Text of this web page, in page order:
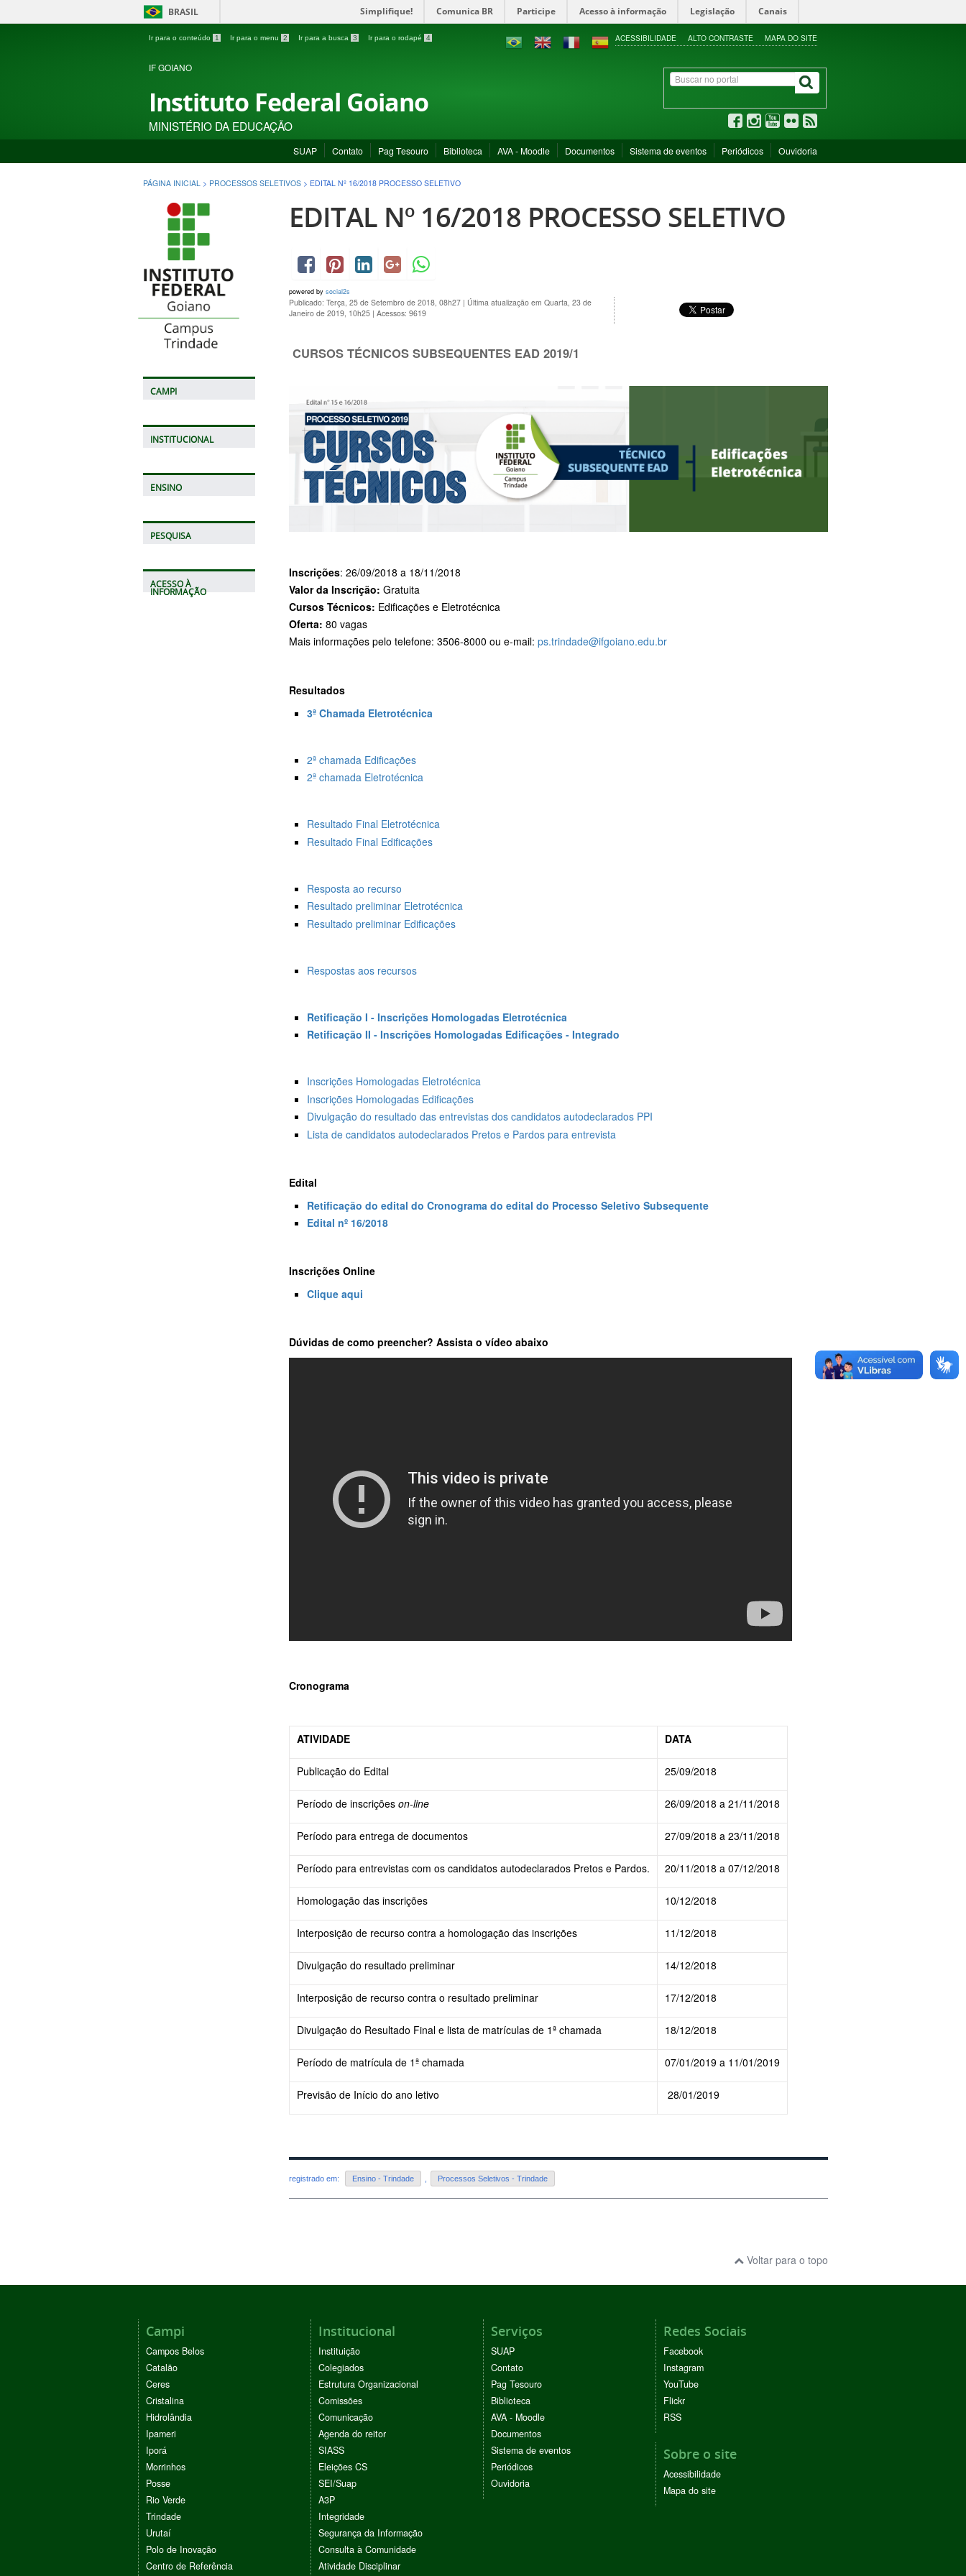
BRASIL Simplifique! Comunica BR Participe Acesso à informação Legislação Canais
Ir para o conteúdo 1 Ir para o menu 2 Ir para a busca 3 Ir para o rodapé 4 ACESSIBILIDADE ALTO CONTRASTE MAPA DO SITE
IF GOIANO
Instituto Federal Goiano
MINISTÉRIO DA EDUCAÇÃO
SUAP Contato Pag Tesouro Biblioteca AVA - Moodle Documentos Sistema de eventos Periódicos Ouvidoria
PÁGINA INICIAL > PROCESSOS SELETIVOS > EDITAL Nº 16/2018 PROCESSO SELETIVO
CAMPI
INSTITUCIONAL
ENSINO
PESQUISA
ACESSO À
INFORMAÇÃO
EDITAL Nº 16/2018 PROCESSO SELETIVO
powered by social2s
Publicado: Terça, 25 de Setembro de 2018, 08h27 | Última atualização em Quarta, 23 de
Janeiro de 2019, 10h25 | Acessos: 9619
CURSOS TÉCNICOS SUBSEQUENTES EAD 2019/1
Inscrições: 26/09/2018 a 18/11/2018
Valor da Inscrição: Gratuita
Cursos Técnicos: Edificações e Eletrotécnica
Oferta: 80 vagas
Mais informações pelo telefone: 3506-8000 ou e-mail: ps.trindade@ifgoiano.edu.br
Resultados
3ª Chamada Eletrotécnica
2ª chamada Edificações
2ª chamada Eletrotécnica
Resultado Final Eletrotécnica
Resultado Final Edificações
Resposta ao recurso
Resultado preliminar Eletrotécnica
Resultado preliminar Edificações
Respostas aos recursos
Retificação I - Inscrições Homologadas Eletrotécnica
Retificação II - Inscrições Homologadas Edificações - Integrado
Inscrições Homologadas Eletrotécnica
Inscrições Homologadas Edificações
Divulgação do resultado das entrevistas dos candidatos autodeclarados PPI
Lista de candidatos autodeclarados Pretos e Pardos para entrevista
Edital
Retificação do edital do Cronograma do edital do Processo Seletivo Subsequente
Edital nº 16/2018
Inscrições Online
Clique aqui
Dúvidas de como preencher? Assista o vídeo abaixo
Cronograma
ATIVIDADE DATA
Publicação do Edital 25/09/2018
Período de inscrições on-line 26/09/2018 a 21/11/2018
Período para entrega de documentos 27/09/2018 a 23/11/2018
Período para entrevistas com os candidatos autodeclarados Pretos e Pardos. 20/11/2018 a 07/12/2018
Homologação das inscrições 10/12/2018
Interposição de recurso contra a homologação das inscrições 11/12/2018
Divulgação do resultado preliminar 14/12/2018
Interposição de recurso contra o resultado preliminar 17/12/2018
Divulgação do Resultado Final e lista de matrículas de 1ª chamada 18/12/2018
Período de matrícula de 1ª chamada 07/01/2019 a 11/01/2019
Previsão de Início do ano letivo 28/01/2019
registrado em: Ensino - Trindade Processos Seletivos - Trindade
Voltar para o topo
Campi
Campos Belos
Catalão
Ceres
Cristalina
Hidrolândia
Ipameri
Iporá
Morrinhos
Posse
Rio Verde
Trindade
Urutaí
Polo de Inovação
Centro de Referência
Institucional
Instituição
Colegiados
Estrutura Organizacional
Comissões
Comunicação
Agenda do reitor
SIASS
Eleições CS
SEI/Suap
A3P
Integridade
Segurança da Informação
Consulta à Comunidade
Atividade Disciplinar
Serviços
SUAP
Contato
Pag Tesouro
Biblioteca
AVA - Moodle
Documentos
Sistema de eventos
Periódicos
Ouvidoria
Redes Sociais
Facebook
Instagram
YouTube
Flickr
RSS
Sobre o site
Acessibilidade
Mapa do site